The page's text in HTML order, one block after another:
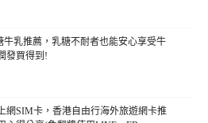
牛乳推薦，乳糖不耐者也能安心享受牛
發買得到!
網SIM卡，香港自由行海外旅遊網卡推